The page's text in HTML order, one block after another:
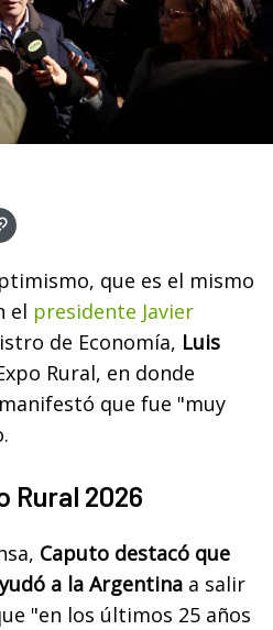
que es el mismo
el presidente Javier
de Economía, Luis
Rural, en donde
que fue "muy
Rural 2026
Caputo destacó que
a la Argentina a salir
"en los últimos 25 años